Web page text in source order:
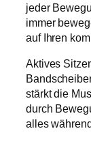
jeder
immer
auf Ihren
Aktives
stärkt die
durch
alles